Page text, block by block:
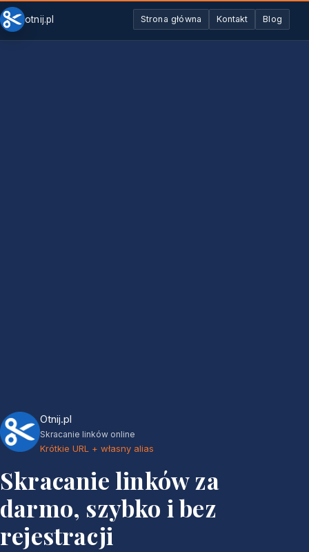
otnij.pl Strona główna Kontakt Blog
Otnij.pl
Skracanie linków online
Krótkie URL + własny alias
Skracanie linków za
darmo, szybko i bez
rejestracji